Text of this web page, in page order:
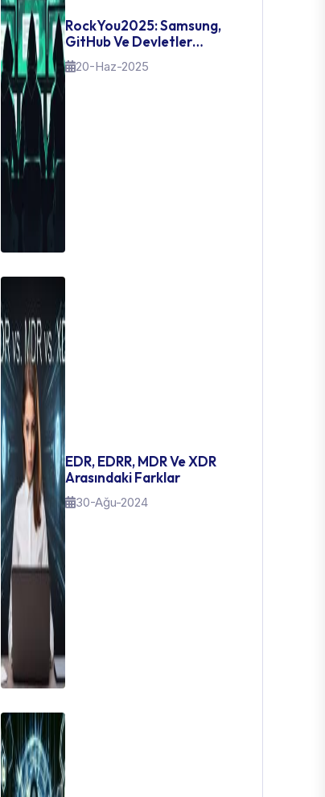
RockYou2025: Samsung,
GitHub Ve Devletler
Çökerken – 16 Milyar
Şifrenin Sızdığı Gün
20-Haz-2025
EDR, EDRR, MDR Ve XDR
Arasındaki Farklar
30-Ağu-2024